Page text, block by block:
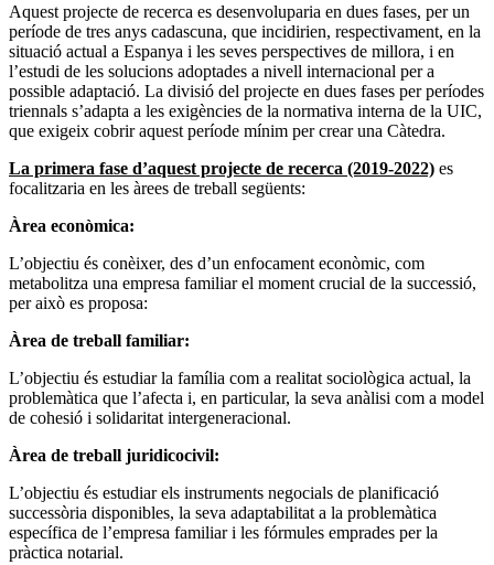
Aquest projecte de recerca es desenvoluparia en dues fases, per un
període de tres anys cadascuna, que incidirien, respectivament, en la
situació actual a Espanya i les seves perspectives de millora, i en
l’estudi de les solucions adoptades a nivell internacional per a
possible adaptació. La divisió del projecte en dues fases per períodes
triennals s’adapta a les exigències de la normativa interna de la UIC,
que exigeix cobrir aquest període mínim per crear una Càtedra.
La primera fase d’aquest projecte de recerca (2019-2022) es
focalitzaria en les àrees de treball següents:
Àrea econòmica:
L’objectiu és conèixer, des d’un enfocament econòmic, com
metabolitza una empresa familiar el moment crucial de la successió,
per això es proposa:
Àrea de treball familiar:
L’objectiu és estudiar la família com a realitat sociològica actual, la
problemàtica que l’afecta i, en particular, la seva anàlisi com a model
de cohesió i solidaritat intergeneracional.
Àrea de treball juridicocivil:
L’objectiu és estudiar els instruments negocials de planificació
successòria disponibles, la seva adaptabilitat a la problemàtica
específica de l’empresa familiar i les fórmules emprades per la
pràctica notarial.